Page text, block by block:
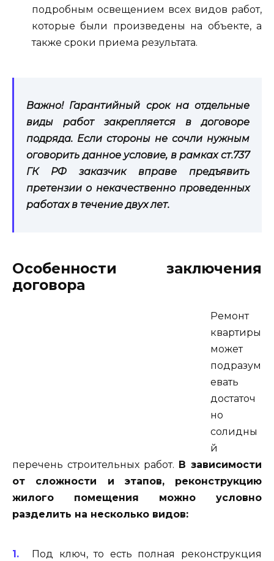
подробным освещением всех видов работ,
которые были произведены на объекте, а
также сроки приема результата.
Важно! Гарантийный срок на отдельные
виды работ закрепляется в договоре
подряда. Если стороны не сочли нужным
оговорить данное условие, в рамках ст.737
ГК РФ заказчик вправе предъявить
претензии о некачественно проведенных
работах в течение двух лет.
Особенности заключения
договора
Ремонт
квартиры
может
подразум
евать
достаточ
но
солидны
й
перечень строительных работ. В зависимости
от сложности и этапов, реконструкцию
жилого помещения можно условно
разделить на несколько видов:
Под ключ, то есть полная реконструкция